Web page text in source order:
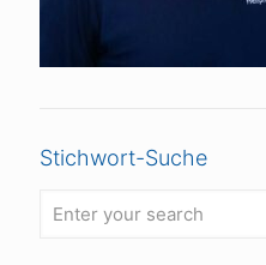
Stichwort-Suche